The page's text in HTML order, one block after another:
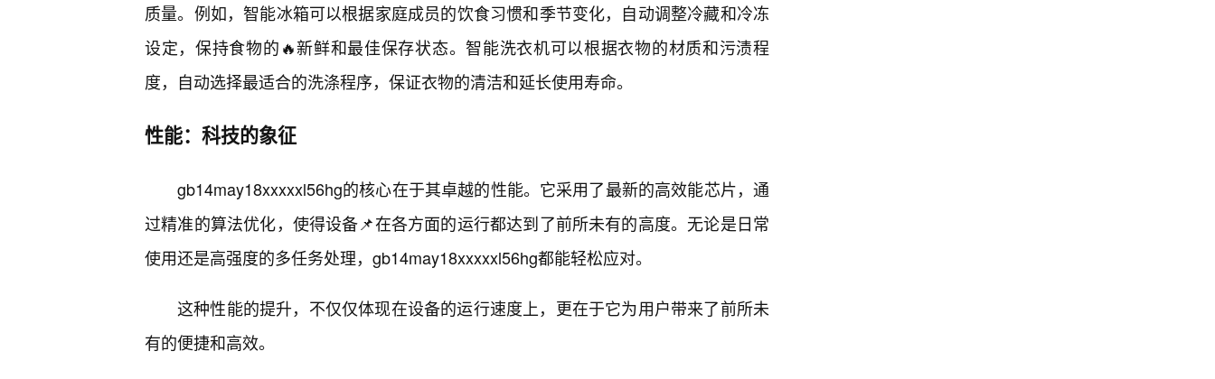
质量。例如，智能冰箱可以根据家庭成员的饮食习惯和季节变化，自动调整冷藏和冷冻
设定，保持食物的🔥新鲜和最佳保存状态。智能洗衣机可以根据衣物的材质和污渍程
度，自动选择最适合的洗涤程序，保证衣物的清洁和延长使用寿命。
性能：科技的象征
gb14may18xxxxxl56hg的核心在于其卓越的性能。它采用了最新的高效能芯片，通
过精准的算法优化，使得设备📌在各方面的运行都达到了前所未有的高度。无论是日常
使用还是高强度的多任务处理，gb14may18xxxxxl56hg都能轻松应对。
这种性能的提升，不仅仅体现在设备的运行速度上，更在于它为用户带来了前所未
有的便捷和高效。